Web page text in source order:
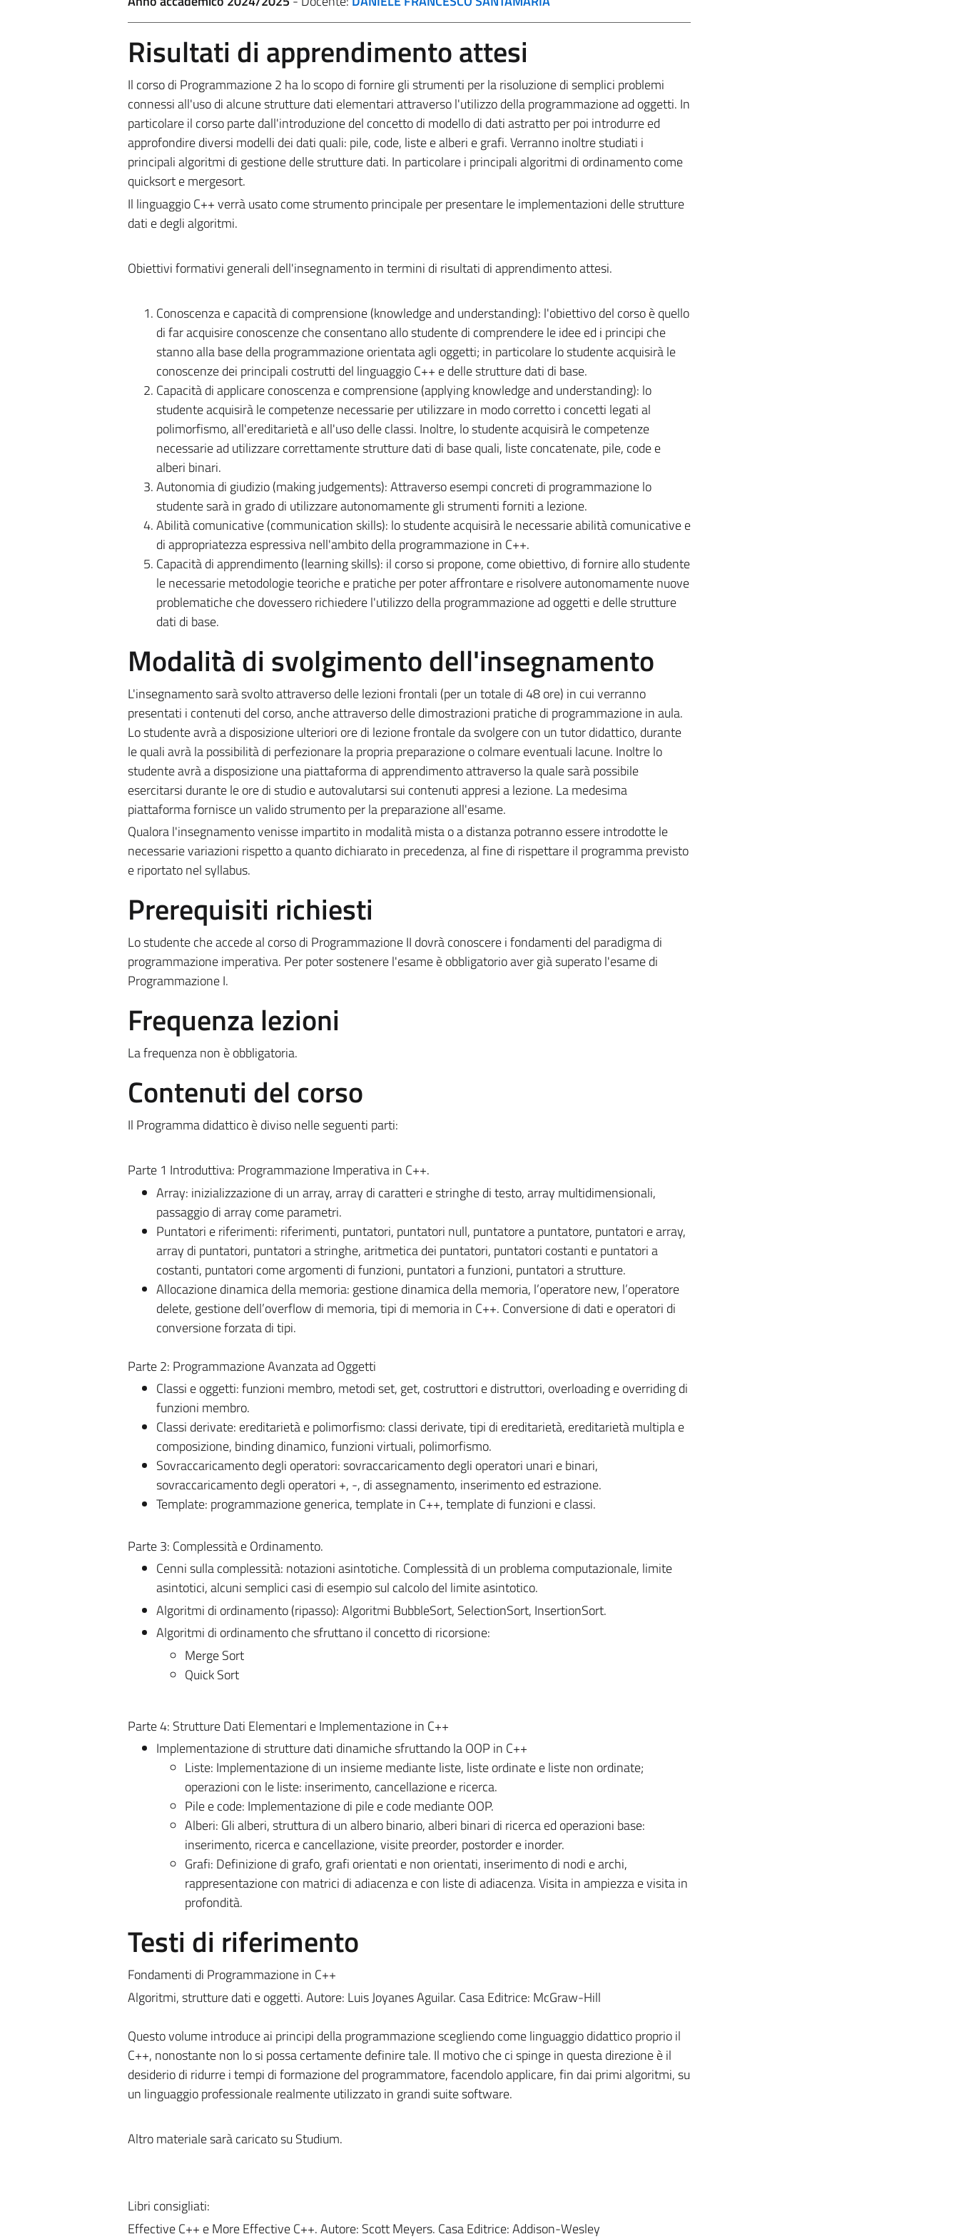
Risultati di apprendimento attesi
Il corso di Programmazione 2 ha lo scopo di fornire gli strumenti per la risoluzione di semplici problemi
connessi all'uso di alcune strutture dati elementari attraverso l'utilizzo della programmazione ad oggetti. In
particolare il corso parte dall'introduzione del concetto di modello di dati astratto per poi introdurre ed
approfondire diversi modelli dei dati quali: pile, code, liste e alberi e grafi. Verranno inoltre studiati i
principali algoritmi di gestione delle strutture dati. In particolare i principali algoritmi di ordinamento come
quicksort e mergesort.
Il linguaggio C++ verrà usato come strumento principale per presentare le implementazioni delle strutture
dati e degli algoritmi.
Obiettivi formativi generali dell'insegnamento in termini di risultati di apprendimento attesi.
Conoscenza e capacità di comprensione (knowledge and understanding): l'obiettivo del corso è quello
di far acquisire conoscenze che consentano allo studente di comprendere le idee ed i principi che
stanno alla base della programmazione orientata agli oggetti; in particolare lo studente acquisirà le
conoscenze dei principali costrutti del linguaggio C++ e delle strutture dati di base.
Capacità di applicare conoscenza e comprensione (applying knowledge and understanding): lo
studente acquisirà le competenze necessarie per utilizzare in modo corretto i concetti legati al
polimorfismo, all'ereditarietà e all'uso delle classi. Inoltre, lo studente acquisirà le competenze
necessarie ad utilizzare correttamente strutture dati di base quali, liste concatenate, pile, code e
alberi binari.
Autonomia di giudizio (making judgements):Attraverso esempi concreti di programmazione lo
studente sarà in grado di utilizzare autonomamente gli strumenti forniti a lezione.
Abilità comunicative (communication skills): lo studente acquisirà le necessarie abilità comunicative e
di appropriatezza espressiva nell'ambito della programmazione in C++.
Capacità di apprendimento (learning skills): il corso si propone, come obiettivo, di fornire allo studente
le necessarie metodologie teoriche e pratiche per poter affrontare e risolvere autonomamente nuove
problematiche che dovessero richiedere l'utilizzo della programmazione ad oggetti e delle strutture
dati di base.
Modalità di svolgimento dell'insegnamento
L'insegnamento sarà svolto attraverso delle lezioni frontali (per un totale di 48 ore) in cui verranno
presentati i contenuti del corso, anche attraverso delle dimostrazioni pratiche di programmazione in aula.
Lo studente avrà a disposizione ulteriori ore di lezione frontale da svolgere con un tutor didattico, durante
le quali avrà la possibilità di perfezionare la propria preparazione o colmare eventuali lacune. Inoltre lo
studente avrà a disposizione una piattaforma di apprendimento attraverso la quale sarà possibile
esercitarsi durante le ore di studio e autovalutarsi sui contenuti appresi a lezione. La medesima
piattaforma fornisce un valido strumento per la preparazione all'esame.
Qualora l'insegnamento venisse impartito in modalità mista o a distanza potranno essere introdotte le
necessarie variazioni rispetto a quanto dichiarato in precedenza, al fine di rispettare il programma previsto
e riportato nel syllabus.
Prerequisiti richiesti
Lo studente che accede al corso di Programmazione II dovrà conoscere i fondamenti del paradigma di
programmazione imperativa. Per poter sostenere l'esame è obbligatorio aver già superato l'esame di
Programmazione I.
Frequenza lezioni
La frequenza non è obbligatoria.
Contenuti del corso
Il Programma didattico è diviso nelle seguenti parti:
Parte 1 Introduttiva: Programmazione Imperativa in C++.
Array: inizializzazione di un array, array di caratteri e stringhe di testo, array multidimensionali,
passaggio di array come parametri.
Puntatori e riferimenti: riferimenti, puntatori, puntatori null, puntatore a puntatore, puntatori e array,
array di puntatori, puntatori a stringhe, aritmetica dei puntatori, puntatori costanti e puntatori a
costanti, puntatori come argomenti di funzioni, puntatori a funzioni, puntatori a strutture.
Allocazione dinamica della memoria: gestione dinamica della memoria, l’operatore new, l’operatore
delete, gestione dell’overflow di memoria, tipi di memoria in C++. Conversione di dati e operatori di
conversione forzata di tipi.
Parte 2: Programmazione Avanzata ad Oggetti
Classi e oggetti: funzioni membro, metodi set, get, costruttori e distruttori, overloading e overriding di
funzioni membro.
Classi derivate: ereditarietà e polimorfismo: classi derivate, tipi di ereditarietà, ereditarietà multipla e
composizione, binding dinamico, funzioni virtuali, polimorfismo.
Sovraccaricamento degli operatori: sovraccaricamento degli operatori unari e binari,
sovraccaricamento degli operatori +, -, di assegnamento, inserimento ed estrazione.
Template: programmazione generica, template in C++, template di funzioni e classi.
Parte 3: Complessità e Ordinamento.
Cenni sulla complessità: notazioni asintotiche. Complessità di un problema computazionale, limite
asintotici, alcuni semplici casi di esempio sul calcolo del limite asintotico.
Algoritmi di ordinamento (ripasso): Algoritmi BubbleSort, SelectionSort, InsertionSort.
Algoritmi di ordinamento che sfruttano il concetto di ricorsione:
Merge Sort
Quick Sort
Parte 4: Strutture Dati Elementari e Implementazione in C++
Implementazione di strutture dati dinamiche sfruttando la OOP in C++
Liste: Implementazione di un insieme mediante liste, liste ordinate e liste non ordinate;
operazioni con le liste: inserimento, cancellazione e ricerca.
Pile e code: Implementazione di pile e code mediante OOP.
Alberi: Gli alberi, struttura di un albero binario, alberi binari di ricerca ed operazioni base:
inserimento, ricerca e cancellazione, visite preorder, postorder e inorder.
Grafi: Definizione di grafo, grafi orientati e non orientati, inserimento di nodi e archi,
rappresentazione con matrici di adiacenza e con liste di adiacenza. Visita in ampiezza e visita in
profondità.
Testi di riferimento
Fondamenti di Programmazione in C++
Algoritmi, strutture dati e oggetti. Autore: Luis Joyanes Aguilar. Casa Editrice: McGraw-Hill
Questo volume introduce ai principi della programmazione scegliendo come linguaggio didattico proprio il
C++, nonostante non lo si possa certamente definire tale. Il motivo che ci spinge in questa direzione è il
desiderio di ridurre i tempi di formazione del programmatore, facendolo applicare, fin dai primi algoritmi, su
un linguaggio professionale realmente utilizzato in grandi suite software.
Altro materiale sarà caricato su Studium.
Libri consigliati:
Effective C++ e More Effective C++. Autore: Scott Meyers. Casa Editrice: Addison-Wesley